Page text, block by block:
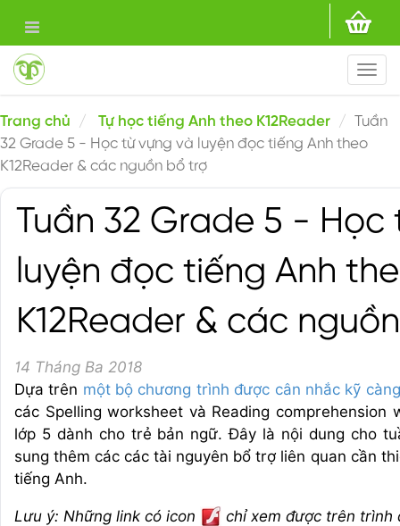
Trang chủ Tự học tiếng Anh theo K12Reader
Tuần
32 Grade 5 - Học từ vựng và luyện đọc tiếng Anh theo
K12Reader & các nguồn bổ trợ
Tuần 32 Grade 5 - Học
luyện đọc tiếng Anh
K12Reader & các
14 Tháng Ba 2018
Dựa trên một bộ chương trình được cân nhắc kỹ càng
các Spelling worksheet và Reading comprehension
lớp 5 dành cho trẻ bản ngữ. Đây là nội dung cho
sung thêm các các tài nguyên bổ trợ liên quan cần
tiếng Anh.
Lưu ý: Những link có icon
chỉ xem được trên trình